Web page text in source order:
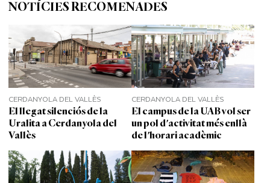
NOTÍCIES RECOMENADES
CERDANYOLA DEL VALLÈS
El llegat silenciós de la
Uralita a Cerdanyola del
Vallès
CERDANYOLA DEL VALLÈS
El campus de la UAB vol ser
un pol d'activitat més enllà
de l'horari acadèmic